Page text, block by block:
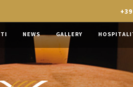
NEWS GALLERY